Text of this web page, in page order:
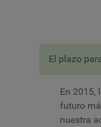
En 2015,
futuro
nuestra
Mensaxe
El plazo